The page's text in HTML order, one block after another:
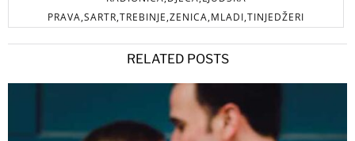
PRAVA,SARTR,TREBINJE,ZENICA,MLADI,TINJEDŽERI
RELATED POSTS